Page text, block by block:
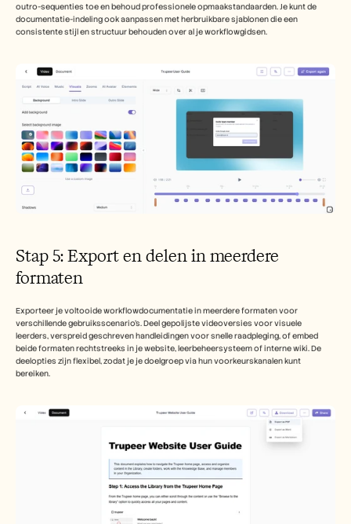
outro-sequenties toe en behoud professionele opmaakstandaarden. Je kunt de
documentatie-indeling ook aanpassen met herbruikbare sjablonen die een
consistente stijl en structuur behouden over al je workflowgidsen.
Stap 5: Export en delen in meerdere
formaten
Exporteer je voltooide workflowdocumentatie in meerdere formaten voor
verschillende gebruiksscenario's. Deel gepolijste videoversies voor visuele
leerders, verspreid geschreven handleidingen voor snelle raadpleging, of embed
beide formaten rechtstreeks in je website, leerbeheersysteem of interne wiki. De
deelopties zijn flexibel, zodat je je doelgroep via hun voorkeurskanalen kunt
bereiken.